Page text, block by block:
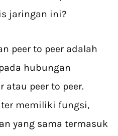
jaringan ini?
peer to peer adalah
hubungan
atau peer to peer.
memiliki fungsi,
yang sama termasuk